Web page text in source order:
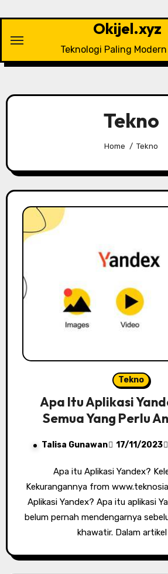
content
Okijel.xyz
Teknologi Paling
Tekno
Home Tekno
Tekno
Apa Itu Aplikasi
Semua Yang Perlu
Talisa Gunawan 17/11/2023
Apa itu Aplikasi Yandex? Kelebihan dan
Kekurangannya from
Aplikasi Yandex? Apa itu aplikasi
belum pernah mendengarnya
khawatir. Dalam